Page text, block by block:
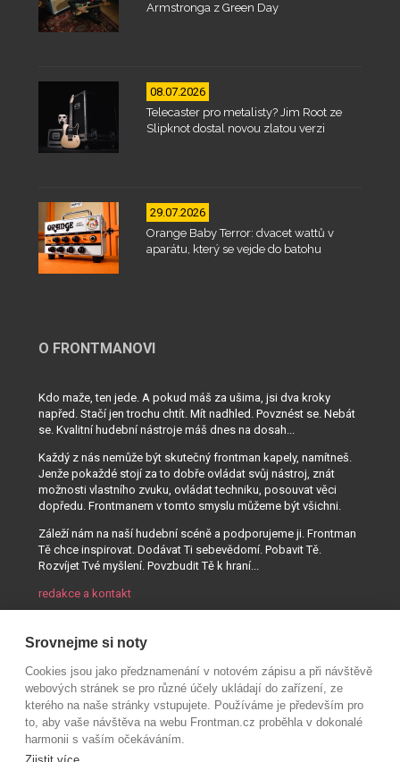
Armstronga z Green Day
08.07.2026
Telecaster pro metalisty? Jim Root ze
Slipknot dostal novou zlatou verzi
29.07.2026
Orange Baby Terror: dvacet wattů v
aparátu, který se vejde do batohu
O FRONTMANOVI
Kdo maže, ten jede. A pokud máš za ušima, jsi dva kroky
napřed. Stačí jen trochu chtít. Mít nadhled. Povznést se. Nebát
se. Kvalitní hudební nástroje máš dnes na dosah...
Každý z nás nemůže být skutečný frontman kapely, namítneš.
Jenže pokaždé stojí za to dobře ovládat svůj nástroj, znát
možnosti vlastního zvuku, ovládat techniku, posouvat věci
dopředu. Frontmanem v tomto smyslu můžeme být všichni.
Záleží nám na naší hudební scéně a podporujeme ji. Frontman
Tě chce inspirovat. Dodávat Ti sebevědomí. Pobavit Tě.
Rozvíjet Tvé myšlení. Povzbudit Tě k hraní...
redakce a kontakt
Srovnejme si noty
Cookies jsou jako předznamenání v notovém zápisu a při návštěvě
webových stránek se pro různé účely ukládají do zařízení, ze
kterého na naše stránky vstupujete. Používáme je především pro
to, aby vaše návštěva na webu Frontman.cz proběhla v dokonalé
harmonii s vaším očekáváním.